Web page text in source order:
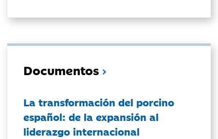
Documentos
La transformación del porcino
español: de la expansión al
liderazgo internacional